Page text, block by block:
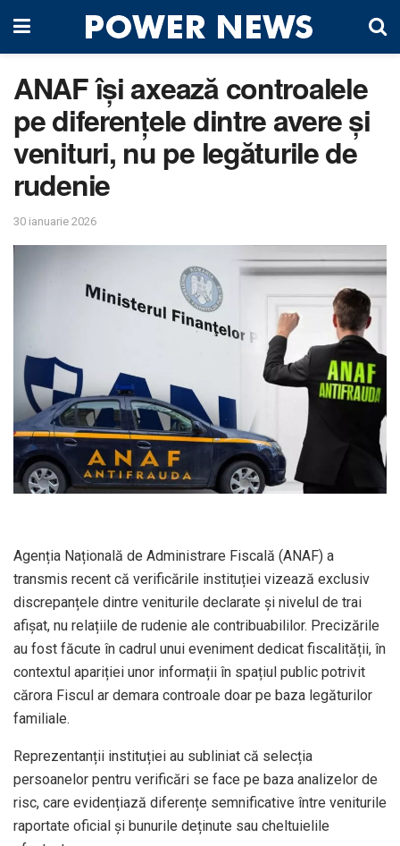
ANAF își axează controalele
pe diferențele dintre avere și
venituri, nu pe legăturile de
rudenie
30 ianuarie 2026
Agenția Națională de Administrare Fiscală (ANAF) a
transmis recent că verificările instituției vizează exclusiv
discrepanțele dintre veniturile declarate și nivelul de trai
afișat, nu relațiile de rudenie ale contribuabililor. Precizările
au fost făcute în cadrul unui eveniment dedicat fiscalității, în
contextul apariției unor informații în spațiul public potrivit
cărora Fiscul ar demara controale doar pe baza legăturilor
familiale.
Reprezentanții instituției au subliniat că selecția
persoanelor pentru verificări se face pe baza analizelor de
risc, care evidențiază diferențe semnificative între veniturile
raportate oficial și bunurile deținute sau cheltuielile